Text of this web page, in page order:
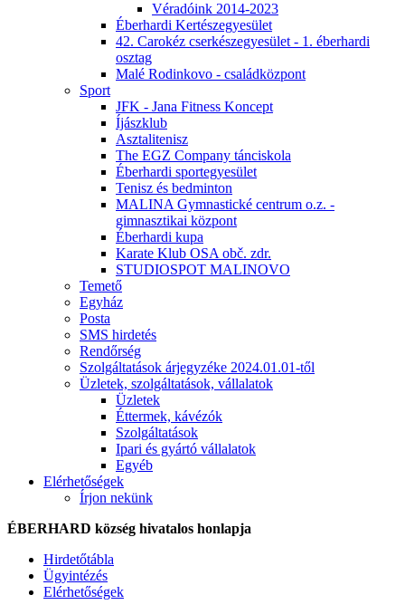
Véradóink 2014-2023
Éberhardi Kertészegyesület
42. Carokéz cserkészegyesület - 1. éberhardi
osztag
Malé Rodinkovo - családközpont
Sport
JFK - Jana Fitness Koncept
Íjászklub
Asztalitenisz
The EGZ Company tánciskola
Éberhardi sportegyesület
Tenisz és bedminton
MALINA Gymnastické centrum o.z. -
gimnasztikai központ
Éberhardi kupa
Karate Klub OSA obč. zdr.
STUDIOSPOT MALINOVO
Temető
Egyház
Posta
SMS hirdetés
Rendőrség
Szolgáltatások árjegyzéke 2024.01.01-től
Üzletek, szolgáltatások, vállalatok
Üzletek
Éttermek, kávézók
Szolgáltatások
Ipari és gyártó vállalatok
Egyéb
Elérhetőségek
Írjon nekünk
ÉBERHARD község hivatalos honlapja
Hirdetőtábla
Ügyintézés
Elérhetőségek